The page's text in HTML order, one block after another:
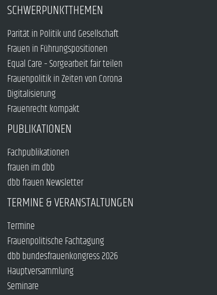
SCHWERPUNKTTHEMEN
Parität in Politik und Gesellschaft
Frauen in Führungspositionen
Equal Care – Sorgearbeit fair teilen
Frauenpolitik in Zeiten von Corona
Digitalisierung
Frauenrecht kompakt
PUBLIKATIONEN
Fachpublikationen
frauen im dbb
dbb frauen Newsletter
TERMINE & VERANSTALTUNGEN
Termine
Frauenpolitische Fachtagung
dbb bundesfrauenkongress 2026
Hauptversammlung
Seminare